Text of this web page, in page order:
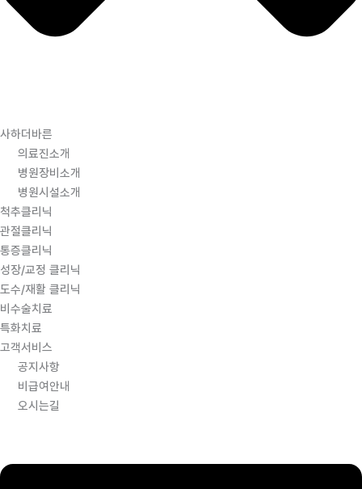
사하더바른
의료진소개
병원장비소개
병원시설소개
척추클리닉
관절클리닉
통증클리닉
성장/교정 클리닉
도수/재활 클리닉
비수술치료
특화치료
고객서비스
공지사항
비급여안내
오시는길